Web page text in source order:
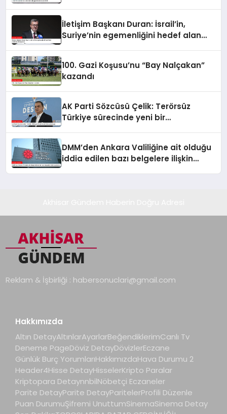
İletişim Başkanı Duran: İsrail’in,
Suriye’nin egemenliğini hedef alan
100. Gazi Koşusu’nu “Bay Nalçakan”
kazandı
AK Parti Sözcüsü Çelik: Terörsüz
Türkiye sürecinde yeni bir
DMM’den Ankara Valiliğine ait olduğu
iddia edilen bazı belgelere ilişkin
Reklam & İşbirliği : habersonuclari@gmail.com
Hakkımızda
Altın DetayAltınlarAyarlarBeğendiklerimCanlı Tv
Deneme PageDöviz DetayDövizlerEczane
Günlük Burç YorumlarıHakkımızdaHava Durumu 2
Header4Hisse DetayHisselerKripto Paralar
Kriptopara DetaynnbilNöbetçi Eczaneler
Parite DetayParite DetayParitelerProfili Düzenle
Puan DurumuŞifremi UnuttumSinemaSinema Detay